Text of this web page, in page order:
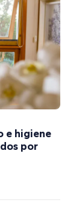
e higiene
por